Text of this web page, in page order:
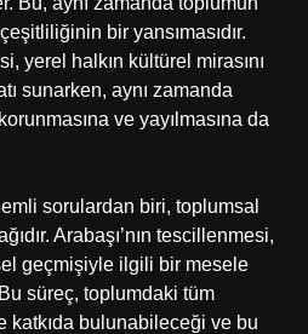
bir yansımasıdır.
yerel halkın kültürel mirasını
sunarken, aynı zamanda
ve yayılmasına da
sorulardan biri, toplumsal
Arabaşı’nın tescillenmesi,
geçmişiyle ilgili bir mesele
süreç, toplumdaki tüm
katkıda bulunabileceği ve bu